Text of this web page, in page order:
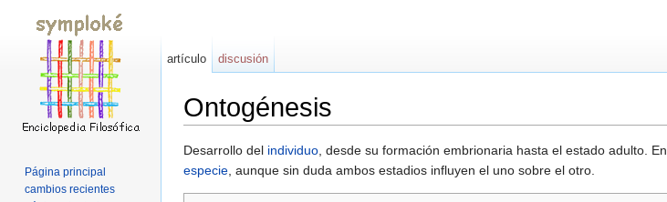
Ontogénesis
Desarrollo del individuo, desde su formación embrionaria hasta el estado adulto. En
especie, aunque sin duda ambos estadios influyen el uno sobre el otro.
artículo discusión
Página principal
cambios recientes